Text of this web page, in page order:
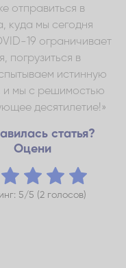
отправиться в
куда мы сегодня
19 ограничивает
погрузиться в
истинную
и мы с решимостью
десятилетие!»
статья?
Оцени
5/5 (2 голосов)